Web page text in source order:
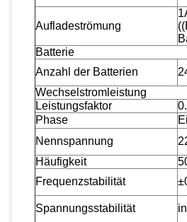
Aufladeströmung
Batterie
Anzahl der Batterien
Wechselstromleistung
Leistungsfaktor
Phase
Nennspannung
Häufigkeit
Frequenzstabilität
Spannungsstabilität